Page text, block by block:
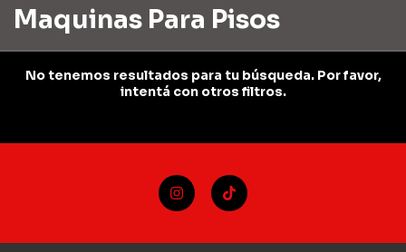
Maquinas Para Pisos
No tenemos resultados para tu búsqueda. Por favor,
intentá con otros filtros.